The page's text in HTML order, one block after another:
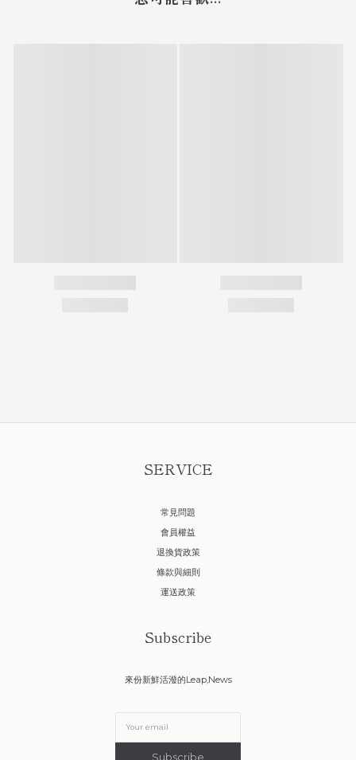
SERVICE
常見問題
會員權益
退換貨政策
條款與細則
運送政策
Subscribe
來份新鮮活潑的Leap,News
Subscribe